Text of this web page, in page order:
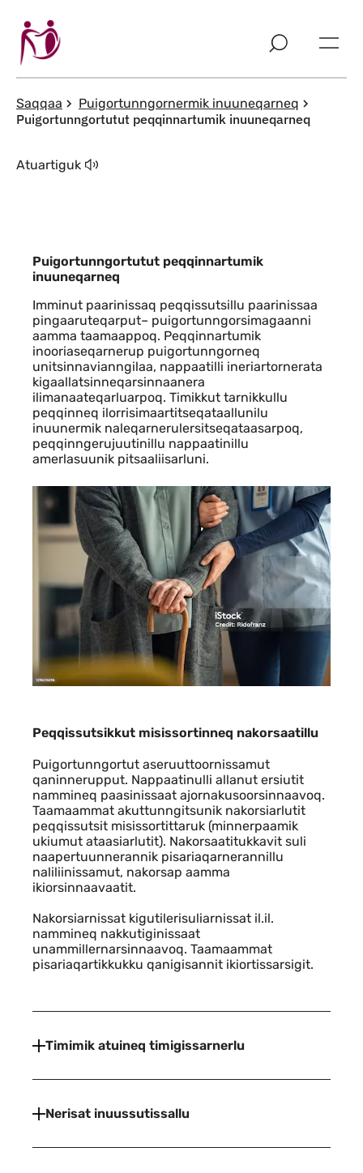
Saqqaa Puigortunngornermik inuuneqarneq
Puigortunngortutut peqqinnartumik inuuneqarneq
Atuartiguk
Puigortunngortutut peqqinnartumik
inuuneqarneq
Imminut paarinissaq peqqissutsillu paarinissaa
pingaaruteqarput– puigortunngorsimagaanni
aamma taamaappoq. Peqqinnartumik
inooriaseqarnerup puigortunngorneq
unitsinnavianngilaa, nappaatilli ineriartornerata
kigaallatsinneqarsinnaanera
ilimanaateqarluarpoq. Timikkut tarnikkullu
peqqinneq ilorrisimaartitseqataallunilu
inuunermik naleqarnerulersitseqataasarpoq,
peqqinngerujuutinillu nappaatinillu
amerlasuunik pitsaaliisarluni.
Indhold
Peqqissutsikkut misissortinneq
Peqqissutsikkut misissortinneq nakorsaatillu
Puigortunngortut aseruuttoornissamut
qaninnerupput. Nappaatinulli allanut ersiutit
nammineq paasinissaat ajornakusoorsinnaavoq.
Taamaammat akuttunngitsunik nakorsiarlutit
peqqissutsit misissortittaruk (minnerpaamik
ukiumut ataasiarlutit). Nakorsaatitukkavit suli
naapertuunnerannik pisariaqarnerannillu
naliliinissamut, nakorsap aamma
ikiorsinnaavaatit.
Nakorsiarnissat kigutilerisuliarnissat il.il.
nammineq nakkutiginissaat
unammillernarsinnaavoq. Taamaammat
pisariaqartikkukku qanigisannit ikiortissarsigit.
Timimik atuineq timigissarnerlu
Nerisat inuussutissallu